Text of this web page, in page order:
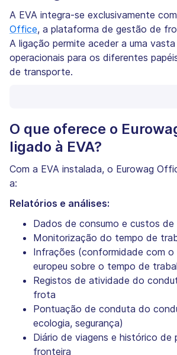
A EVA integra-se exclusivamente
Office, a plataforma de gestão de
A ligação permite aceder a uma
operacionais para os diferentes
de transporte.
O que oferece o
ligado à EVA?
Com a EVA instalada, o Eurowag
a:
Relatórios e análises:
Dados de consumo e custos de
Monitorização do tempo de
Infrações (conformidade com o
europeu sobre o tempo de
Registos de atividade do
frota
Pontuação de conduta do
ecologia, segurança)
Diário de viagens e histórico de
fronteira